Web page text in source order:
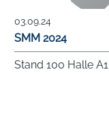
03.09.24
SMM 2024
Stand 100 Halle A1